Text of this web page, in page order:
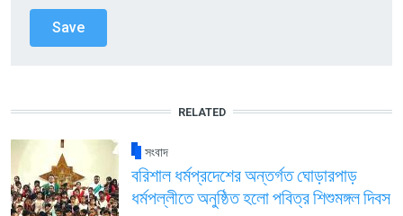
RELATED
সংবাদ
বরিশাল ধর্মপ্রদেশের অন্তর্গত ঘোড়ারপাড়
ধর্মপল্লীতে অনুষ্ঠিত হলো পবিত্র শিশুমঙ্গল দিবস